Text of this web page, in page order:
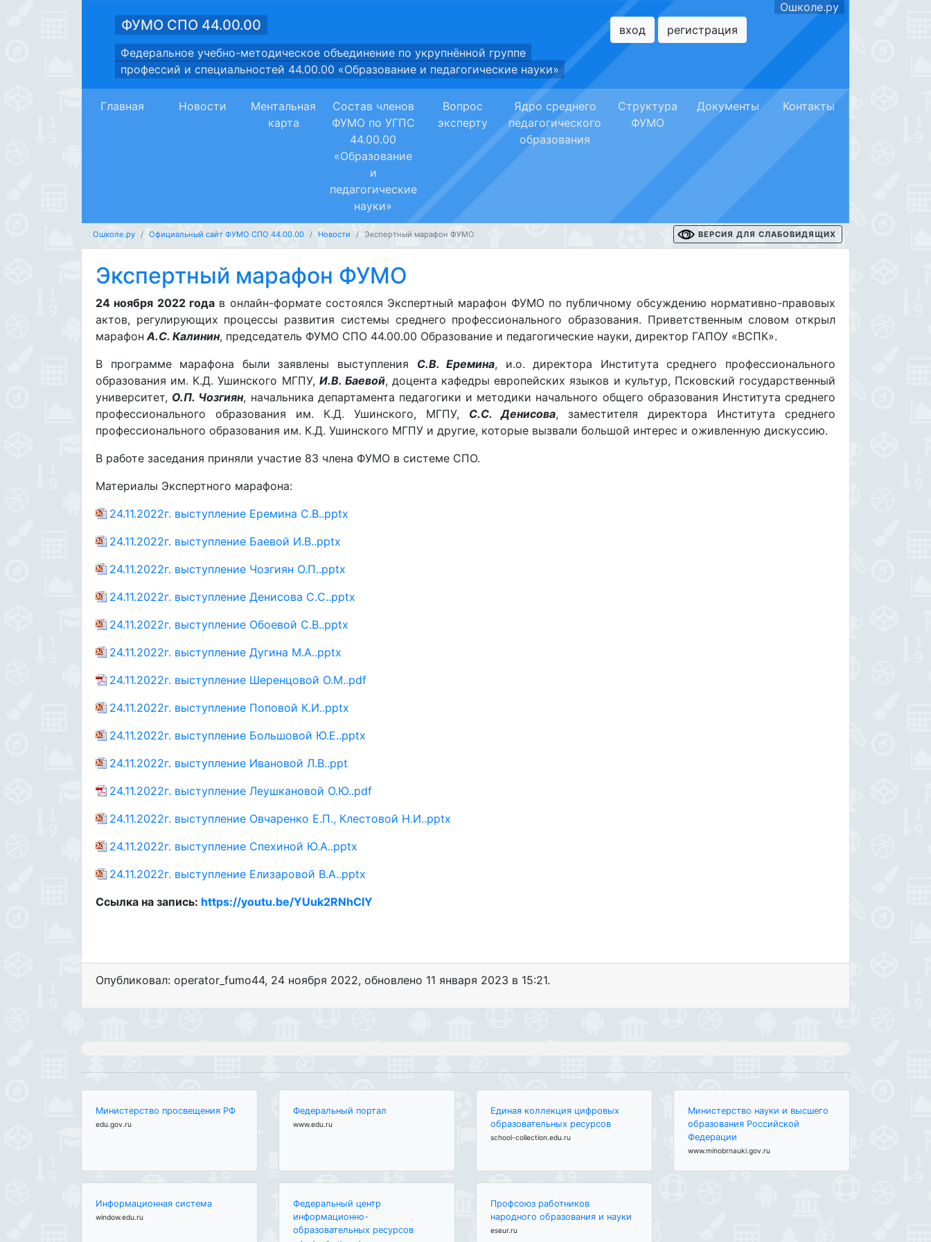
ФУМО СПО 44.00.00
Федеральное учебно-методическое объединение по укрупнённой группе
профессий и специальностей 44.00.00 «Образование и педагогические науки»
Ошколе.ру
вход
регистрация
Главная Новости
Ментальная
карта
Состав членов
ФУМО по УГПС
44.00.00
«Образование
и
педагогические
науки»
Вопрос
эксперту
Ядро среднего
педагогического
образования
Структура
ФУМО
Документы Контакты
Ошколе.ру Официальный сайт ФУМО СПО 44.00.00 Новости Экспертный марафон ФУМО ВЕРСИЯ ДЛЯ СЛАБОВИДЯЩИХ
Экспертный марафон ФУМО
24 ноября 2022 годав онлайн-формате состоялся Экспертный марафон ФУМО по публичному обсуждению нормативно-правовых
актов, регулирующих процессы развития системы среднего профессионального образования. Приветственным словом открыл
марафон А.С. Калинин, председатель ФУМО СПО 44.00.00 Образование и педагогические науки, директор ГАПОУ «ВСПК».
В программе марафона были заявлены выступления С.В. Еремина, и.о. директора Института среднего профессионального
образования им. К.Д. Ушинского МГПУ, И.В. Баевой, доцента кафедры европейских языков и культур, Псковский государственный
университет, О.П. Чозгиян, начальника департамента педагогики и методики начального общего образования Института среднего
профессионального образования им. К.Д. Ушинского, МГПУ, С.С. Денисова, заместителя директора Института среднего
профессионального образования им. К.Д. Ушинского МГПУ и другие, которые вызвали большой интерес и оживленную дискуссию.
В работе заседания приняли участие 83 члена ФУМО в системе СПО.
Материалы Экспертного марафона:
24.11.2022г. выступление Еремина С.В..pptx
24.11.2022г. выступление Баевой И.В..pptx
24.11.2022г. выступление Чозгиян О.П..pptx
24.11.2022г. выступление Денисова С.С..pptx
24.11.2022г. выступление Обоевой С.В..pptx
24.11.2022г. выступление Дугина М.А..pptx
24.11.2022г. выступление Шеренцовой О.М..pdf
24.11.2022г. выступление Поповой К.И..pptx
24.11.2022г. выступление Большовой Ю.Е..pptx
24.11.2022г. выступление Ивановой Л.В..ppt
24.11.2022г. выступление Леушкановой О.Ю..pdf
24.11.2022г. выступление Овчаренко Е.П., Клестовой Н.И..pptx
24.11.2022г. выступление Спехиной Ю.А..pptx
24.11.2022г. выступление Елизаровой В.А..pptx
Ссылка на запись: https://youtu.be/YUuk2RNhCIY
Опубликовал: operator_fumo44, 24 ноября 2022, обновлено 11 января 2023 в 15:21.
Министерство просвещения РФ
edu.gov.ru
Федеральный портал
www.edu.ru
Единая коллекция цифровых
образовательных ресурсов
school-collection.edu.ru
Министерство науки и высшего
образования Российской
Федерации
www.minobrnauki.gov.ru
Информационная система
window.edu.ru
Федеральный центр
информационно-
образовательных ресурсов
Профсоюз работников
народного образования и науки
eseur.ru